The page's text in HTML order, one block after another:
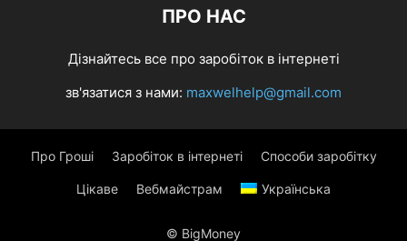
ПРО НАС
Дізнайтесь все про заробіток в інтернеті
зв'язатися з нами: maxwelhelp@gmail.com
Про Гроші Заробіток в інтернеті Способи заробітку
Цікаве Вебмайстрам Українська
© BigMoney